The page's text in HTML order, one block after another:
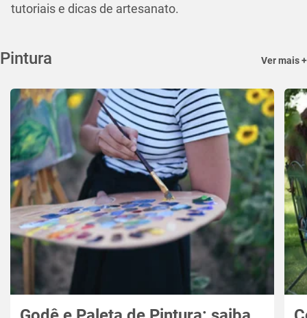
tutoriais e dicas de artesanato.
Pintura Ver mais +